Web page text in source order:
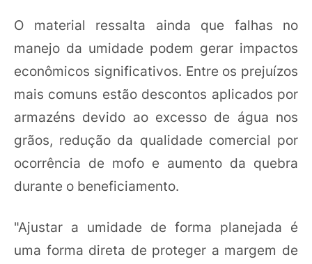
O material ressalta ainda que falhas no
manejo da umidade podem gerar impactos
econômicos significativos. Entre os prejuízos
mais comuns estão descontos aplicados por
armazéns devido ao excesso de água nos
grãos, redução da qualidade comercial por
ocorrência de mofo e aumento da quebra
durante o beneficiamento.
"Ajustar a umidade de forma planejada é
uma forma direta de proteger a margem de